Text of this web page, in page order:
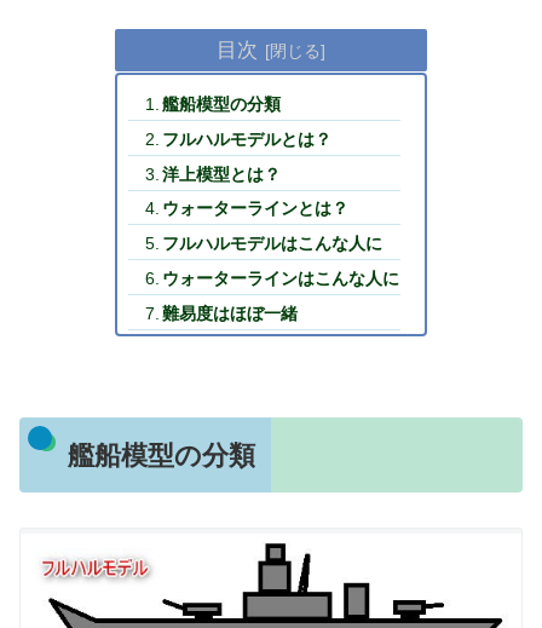
目次
艦船模型の分類
フルハルモデルとは？
洋上模型とは？
ウォーターラインとは？
フルハルモデルはこんな人に
ウォーターラインはこんな人に
難易度はほぼ一緒
艦船模型の分類